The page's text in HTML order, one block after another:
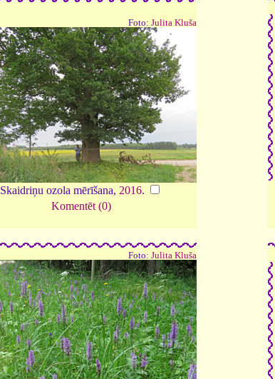
Foto: Julita Kluša
Skaidriņu ozola mērīšana, 2016.
Komentēt (0)
Foto: Julita Kluša